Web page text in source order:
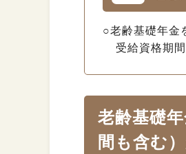
○老齢基礎年金
受給資格期
老齢基礎
間も含む